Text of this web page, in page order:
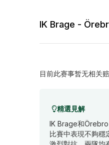
IK Brage -
目前此赛事暂无相关赔
精選見解
IK Brage和Örebro
比賽中表現不夠穩